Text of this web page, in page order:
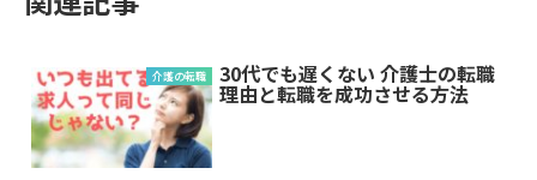
介護の転職 30代でも遅くない 介護士の転職
理由と転職を成功させる方法